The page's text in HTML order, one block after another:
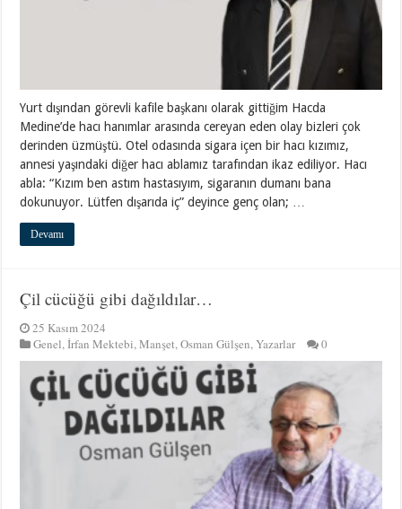
Yurt dışından görevli kafile başkanı olarak gittiğim Hacda
Medine’de hacı hanımlar arasında cereyan eden olay bizleri çok
derinden üzmüştü. Otel odasında sigara içen bir hacı kızımız,
annesi yaşındaki diğer hacı ablamız tarafından ikaz ediliyor. Hacı
abla: “Kızım ben astım hastasıyım, sigaranın dumanı bana
dokunuyor. Lütfen dışarıda iç” deyince genç olan; …
Devamı
Çil cücüğü gibi dağıldılar…
25 Kasım 2024
Genel,İrfan Mektebi,Manşet,Osman Gülşen,Yazarlar 0